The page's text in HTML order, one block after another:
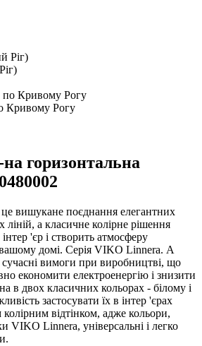
Кривому Рогу
горизонтальна
вишукане поєднання елегантних
ліній, а класичне колірне рішення
'єр і створить атмосферу
домі. Серія VIKO Linnera. А
сучасні вимоги при виробництві, що
економити електроенергію і знизити
в двох класичних кольорах - білому і
застосувати їх в інтер 'єрах
відтінком, адже кольори,
VIKO Linnera, універсальні і легко